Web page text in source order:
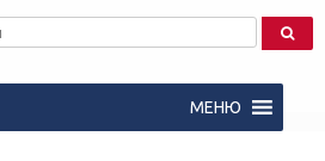
МЕНЮ